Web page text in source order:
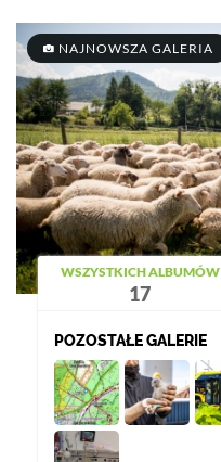
NAJNOWSZA GALERIA
WSZYSTKICH ALBUMÓW
17
POZOSTAŁE GALERIE